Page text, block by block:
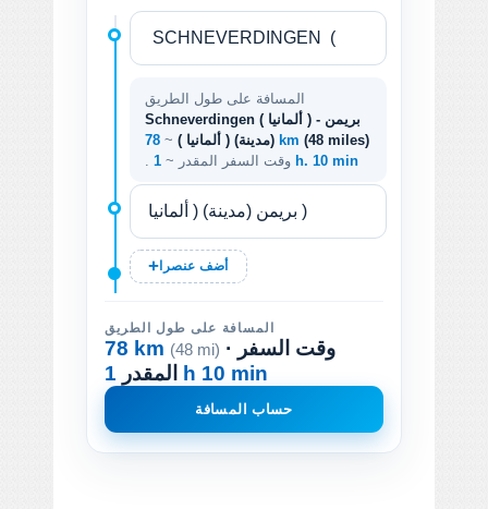
المسافة على طول الطريق
Schneverdingen ( ألمانيا ) - بريمن
(مدينة) ( ألمانيا ) ~ 78 km (48 miles)
. وقت السفر المقدر ~ 1 h. 10 min
أضف عنصرا
المسافة على طول الطريق
78 km (48 mi) · وقت السفر
المقدر 1 h 10 min
حساب المسافة